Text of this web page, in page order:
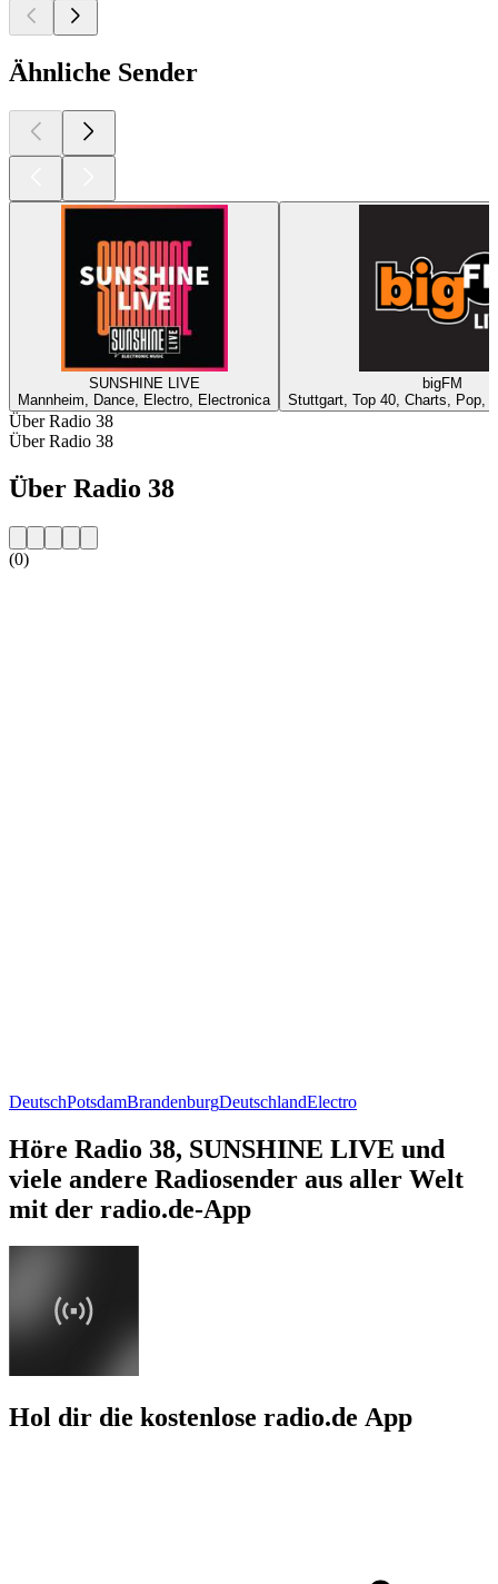
Ähnliche Sender
SUNSHINE LIVE
Mannheim, Dance, Electro, Electronica
bigFM
Stuttgart, Top 40, Charts, Pop,
Über Radio 38
Über Radio 38
Über Radio 38
(0)
DeutschPotsdamBrandenburgDeutschlandElectro
Höre Radio 38, SUNSHINE LIVE und
viele andere Radiosender aus aller Welt
mit der radio.de-App
Hol dir die kostenlose radio.de App